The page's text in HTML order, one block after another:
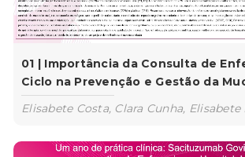
01 | Importância da Consulta de
Ciclo na Prevenção e Gestão da
Elisabete Costa, Clara Cunha, Elisabete